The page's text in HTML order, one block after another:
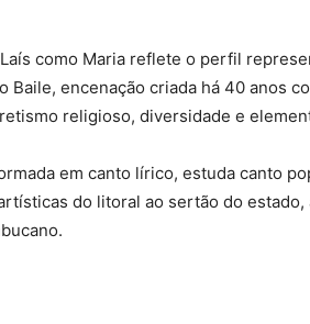
como Maria reflete o perfil
Baile, encenação criada há 40 anos
religioso, diversidade e
em canto lírico, estuda canto
do litoral ao sertão do